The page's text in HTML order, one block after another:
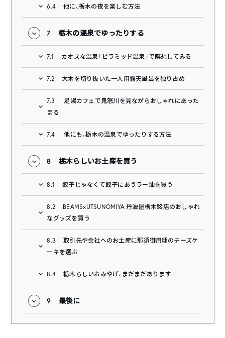
6.4 他に、栃木の夜を楽しむ方法
7 栃木の温泉でゆったりする
7.1 カオスな温泉「ピラミッド温泉」で瞑想してみる
7.2 大木を切り抜いた一人用露天風呂を独り占め
7.3
足湯カフェで鬼怒川を見ながらおしゃれにあった
まる
7.4 他にも、栃木の温泉でゆったりする方法
8 栃木らしいお土産を買う
8.1 餃子じゃなくて餃子にあうラー油を買う
8.2
BEAMS×UTSUNOMIYA 丹波屋栃木銘店のおしゃれ
なグッズを買う
8.3
取引先や会社へのお土産に那須御用邸のチーズケ
ーキを選ぶ
8.4 栃木らしいおみやげ、まだまだあります
9 最後に